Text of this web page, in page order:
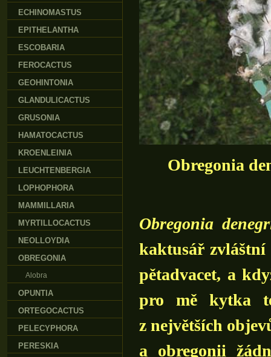
Obregonia
Obregonia
kaktusář zvláštní
pětadvacet, a
pro mě kytka
z největších
a obregonii
ECHINOMASTUS
EPITHELANTHA
ESCOBARIA
FEROCACTUS
GEOHINTONIA
GLANDULICACTUS
GRUSONIA
HAMATOCACTUS
KROENLEINIA
LEUCHTENBERGIA
LOPHOPHORA
MAMMILLARIA
MYRTILLOCACTUS
NEOLLOYDIA
OBREGONIA
Alobra
OPUNTIA
ORTEGOCACTUS
PELECYPHORA
PERESKIA